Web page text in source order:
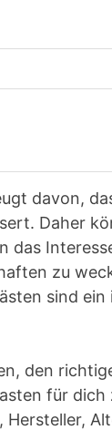
davon,
Daher
das
zu
sind
den
für dich
Hersteller,